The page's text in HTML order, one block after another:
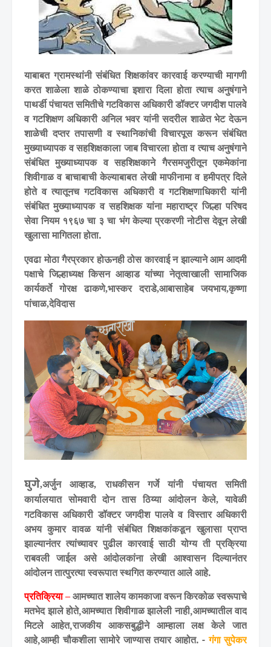
याबाबत ग्रामस्थांनी संबंधित शिक्षकांवर कारवाई करण्याची मागणी
करत शाळेला शाळे ठोकण्याचा इशारा दिला होता त्याच अनुषंगाने
पाथर्डी पंचायत समितीचे गटविकास अधिकारी डॉक्टर जगदीश पालवे
व गटशिक्षण अधिकारी अनिल भवर यांनी सदरील शाळेत भेट देऊन
शाळेची दप्तर तपासणी व स्थानिकांची विचारपूस करून संबंधित
मुख्याध्यापक व सहशिक्षकाला जाब विचारला होता व त्याच अनुषंगाने
संबंधित मुख्याध्यापक व सहशिक्षकाने गैरसमजुरीतून एकमेकांना
शिवीगाळ व बाचाबाची केल्याबाबत लेखी माफीनामा व हमीपत्र दिले
होते व त्यातूनच गटविकास अधिकारी व गटशिक्षणाधिकारी यांनी
संबंधित मुख्याध्यापक व सहशिक्षक यांना महाराष्ट्र जिल्हा परिषद
सेवा नियम १९६७ चा ३ चा भंग केल्या प्रकरणी नोटीस देवून लेखी
खुलासा मागितला होता.
एवढा मोठा गैरप्रकार होऊनही ठोस कारवाई न झाल्याने आम आदमी
पक्षाचे जिल्हाध्यक्ष किसन आव्हाड यांच्या नेतृत्वाखाली सामाजिक
कार्यकर्ते गोरक्ष ढाकणे,भास्कर दराडे,आबासाहेब जयभाय,कृष्णा
पांचाळ,देविदास
घुगे,अर्जुन आव्हाड,राधकीसन गर्जे यांनी पंचायत समिती
कार्यालयात सोमवारी दोन तास ठिय्या आंदोलन केले,यावेळी
गटविकास अधिकारी डॉक्टर जगदीश पालवे व विस्तार अधिकारी
अभय कुमार वावळ यांनी संबंधित शिक्षकांकडून खुलासा प्राप्त
झाल्यानंतर त्यांच्यावर पुढील कारवाई साठी योग्य ती प्रक्रिया
राबवली जाईल असे आंदोलकांना लेखी आश्वासन दिल्यानंतर
आंदोलन तात्पुरत्या स्वरूपात स्थगित करण्यात आले आहे.
प्रतिक्रिया –आमच्यात शालेय कामकाजा वरून किरकोळ स्वरूपाचे
मतभेद झाले होते,आमच्यात शिवीगाळ झालेली नाही,आमच्यातील वाद
मिटले आहेत,राजकीय आकसबुद्धीने आम्हाला लक्ष केले जात
आहे,आम्ही चौकशीला सामोरे जाण्यास तयार आहोत. - गंगा सुपेकर